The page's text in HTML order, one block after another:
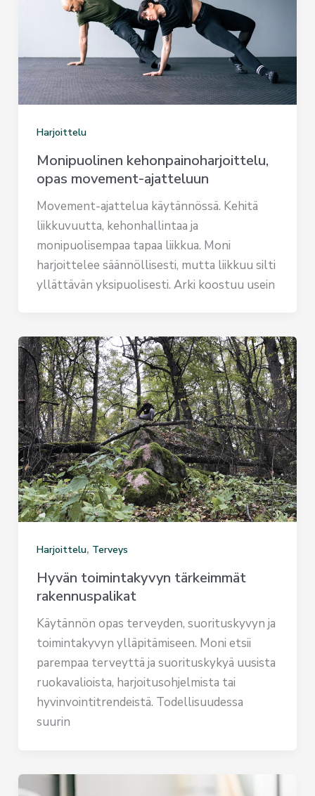
Harjoittelu
Monipuolinen kehonpainoharjoittelu,
opas movement-ajatteluun
Movement-ajattelua käytännössä. Kehitä
liikkuvuutta, kehonhallintaa ja
monipuolisempaa tapaa liikkua. Moni
harjoittelee säännöllisesti, mutta liikkuu silti
yllättävän yksipuolisesti. Arki koostuu usein
Harjoittelu, Terveys
Hyvän toimintakyvyn tärkeimmät
rakennuspalikat
Käytännön opas terveyden, suorituskyvyn ja
toimintakyvyn ylläpitämiseen. Moni etsii
parempaa terveyttä ja suorituskykyä uusista
ruokavalioista, harjoitusohjelmista tai
hyvinvointitrendeistä. Todellisuudessa
suurin